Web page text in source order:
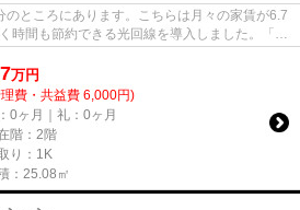
のところにあります。こちらは月々の家賃が6.7
時間も節約できる光回線を導入しました。「プ
万円
費・共益費 6,000円)
0ヶ月｜礼：0ヶ月
階：2階
り：1K
：25.08㎡